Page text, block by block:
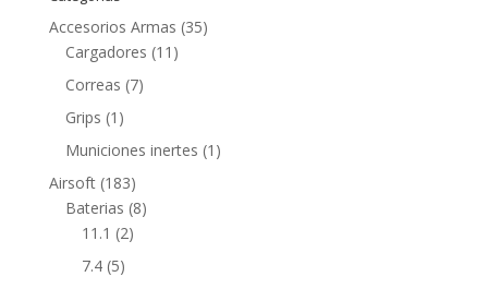
Accesorios Armas (35)
Cargadores (11)
Correas (7)
Grips (1)
Municiones inertes (1)
Airsoft (183)
Baterias (8)
11.1 (2)
7.4 (5)